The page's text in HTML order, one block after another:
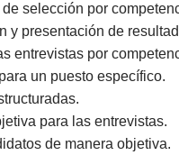
selección por
y presentación de
entrevistas por
un puesto específico.
para las entrevistas.
de manera objetiva.